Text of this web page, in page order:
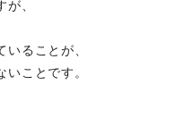
、
ることが、
いことです。